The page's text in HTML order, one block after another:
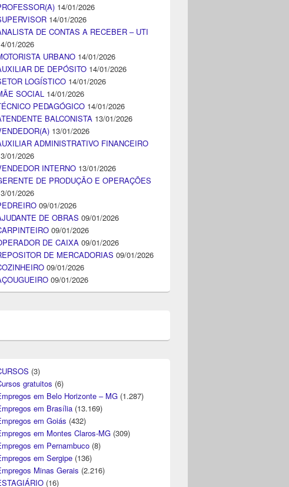
14/01/2026
14/01/2026
DE CONTAS A RECEBER – UTI
01/2026
URBANO 14/01/2026
DE DEPÓSITO 14/01/2026
LOGÍSTICO 14/01/2026
SOCIAL 14/01/2026
PEDAGÓGICO 14/01/2026
BALCONISTA 13/01/2026
13/01/2026
ADMINISTRATIVO FINANCEIRO
01/2026
INTERNO 13/01/2026
DE PRODUÇÃO E OPERAÇÕES
01/2026
09/01/2026
DE OBRAS 09/01/2026
09/01/2026
DE CAIXA 09/01/2026
DE MERCADORIAS 09/01/2026
09/01/2026
09/01/2026
(3)
gratuitos (6)
em Belo Horizonte – MG (1.287)
em Brasília (13.169)
em Goiás (432)
em Montes Claros-MG (309)
em Pernambuco (8)
em Sergipe (136)
Minas Gerais (2.216)
(16)